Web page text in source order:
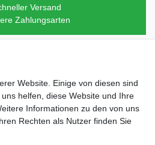
Versand
Zahlungsarten
Website. Einige von diesen sind
helfen, diese Website und Ihre
Informationen zu den von uns
Rechten als Nutzer finden Sie